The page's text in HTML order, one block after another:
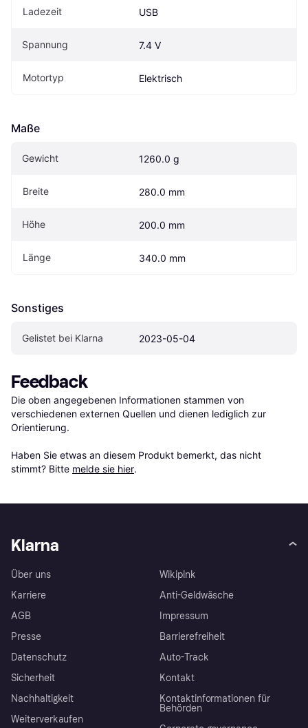
Ladezeit USB
Spannung 7.4 V
Motortyp Elektrisch
Maße
Gewicht 1260.0 g
Breite 280.0 mm
Höhe 200.0 mm
Länge 340.0 mm
Sonstiges
Gelistet bei Klarna 2023-05-04
Feedback
Die oben angegebenen Informationen stammen von
verschiedenen externen Quellen und dienen lediglich zur
Orientierung.
Haben Sie etwas an diesem Produkt bemerkt, das nicht
stimmt? Bitte melde sie hier.
Klarna
Über uns
Karriere
AGB
Presse
Datenschutz
Sicherheit
Nachhaltigkeit
Weiterverkaufen
Wikipink
Anti-Geldwäsche
Impressum
Barrierefreiheit
Auto-Track
Kontakt
Kontaktinformationen für
Behörden